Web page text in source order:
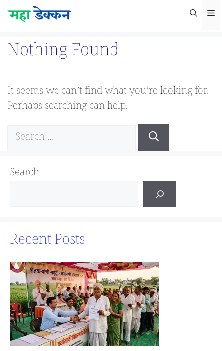
Skip
Nothing Found
It seems we can’t find what you’re looking for.
Perhaps searching can help.
Search
Search
Recent Posts